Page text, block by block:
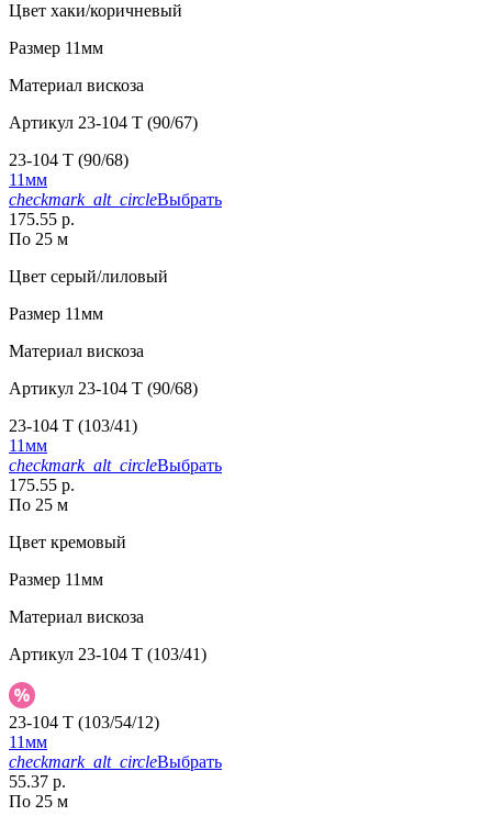
Цвет хаки/коричневый
Размер 11мм
Материал вискоза
Артикул 23-104 T (90/67)
23-104 T (90/68)
11мм
checkmark_alt_circleВыбрать
175.55 р.
По 25 м
Цвет серый/лиловый
Размер 11мм
Материал вискоза
Артикул 23-104 T (90/68)
23-104 T (103/41)
11мм
checkmark_alt_circleВыбрать
175.55 р.
По 25 м
Цвет кремовый
Размер 11мм
Материал вискоза
Артикул 23-104 T (103/41)
23-104 T (103/54/12)
11мм
checkmark_alt_circleВыбрать
55.37 р.
По 25 м